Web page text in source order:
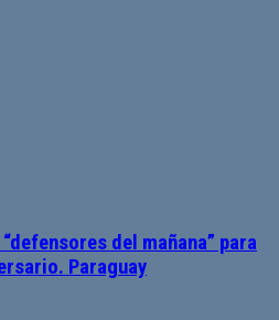
del mañana” para
Paraguay